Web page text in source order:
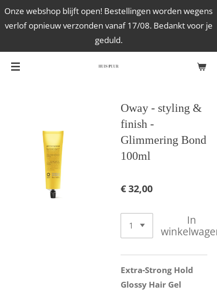
Ga
direct
de
hoofdinhoud
Onze webshop blijft open! Bestellingen worden wegens
verlof opnieuw verzonden vanaf 17/08. Bedankt voor je
geduld.
Oway - styling &
finish -
Glimmering Bond
100ml
€ 32,00
In
Extra-Strong Hold
Glossy Hair Gel